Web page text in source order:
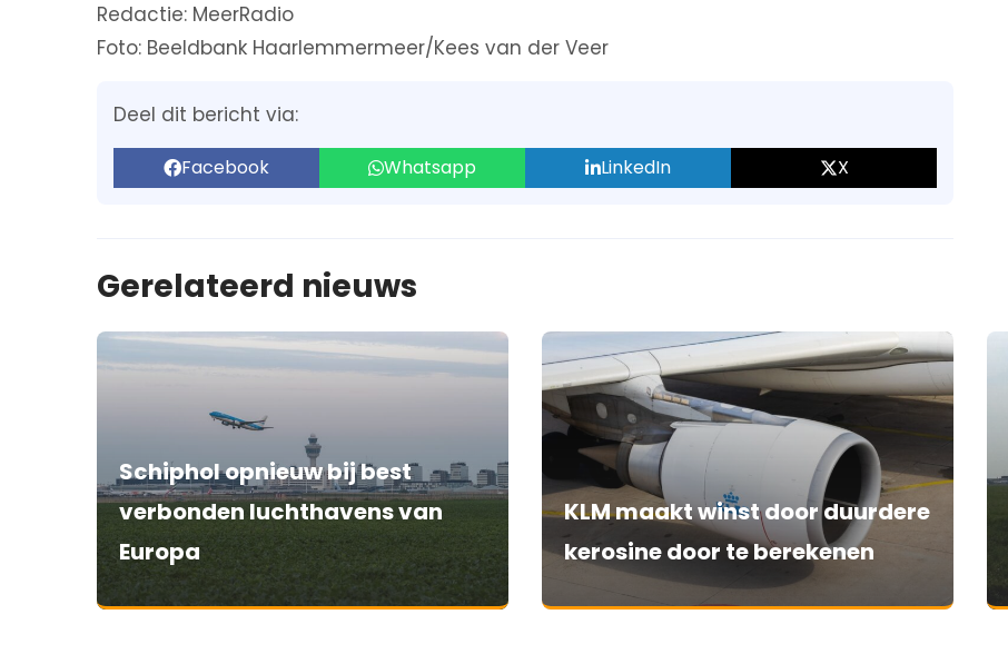
Redactie: MeerRadio
Foto: Beeldbank Haarlemmermeer/Kees van der Veer
Deel dit bericht via:
Facebook Whatsapp LinkedIn X
Gerelateerd nieuws
Schiphol opnieuw bij best
verbonden luchthavens van
Europa
KLM maakt winst door duurdere
kerosine door te berekenen